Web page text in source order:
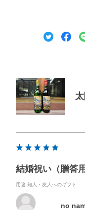
サミットでも取り上げら
結婚祝い（贈答
用途:知人・友人へのギフト
no